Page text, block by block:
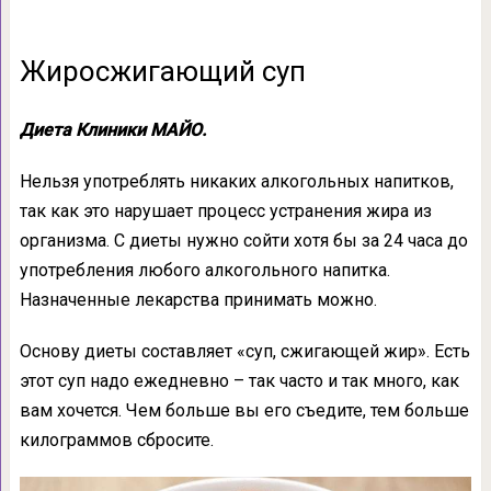
Жиросжигающий суп
Диета Клиники МАЙО.
Нельзя употреблять никаких алкогольных напитков,
так как это нарушает процесс устранения жира из
организма. С диеты нужно сойти хотя бы за 24 часа до
употребления любого алкогольного напитка.
Назначенные лекарства принимать можно.
Основу диеты составляет «суп, сжигающей жир». Есть
этот суп надо ежедневно – так часто и так много, как
вам хочется. Чем больше вы его съедите, тем больше
килограммов сбросите.